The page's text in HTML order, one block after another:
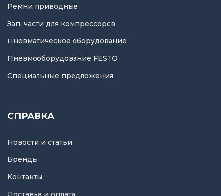
Ремни приводные
Зап. части для компрессоров
Пневматическое оборудование
Пневмооборудование FESTO
Специальные предложения
СПРАВКА
Новости и статьи
Бренды
Контакты
Доставка и оплата